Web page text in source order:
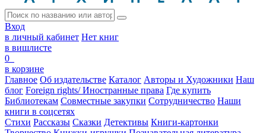
Вход
в личный кабинет Нет книг
в вишлисте
0
в корзине
Главное Об издательстве Каталог Авторы и Художники Наш
блог Foreign rights/ Иностранные права Где купить
Библиотекам Совместные закупки Сотрудничество Наши
книги в соцсетях
Стихи Рассказы Сказки Детективы Книги-картонки